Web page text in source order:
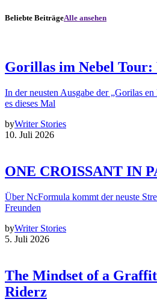
Beliebte BeiträgeAlle ansehen
Gorillas im Nebel
In der neusten Ausgabe der „Gorilas
es dieses Mal
byWriter Stories
10. Juli 2026
ONE CROISSANT IN
Über NcFormula kommt der neuste
Freunden
byWriter Stories
5. Juli 2026
The Mindset of a
Riderz